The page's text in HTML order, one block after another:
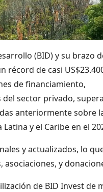
(BID) y su brazo
récord de casi
de financiamiento,
sector privado,
anteriormente sobre
y el Caribe en el
y actualizados, lo
y
de BID Invest de